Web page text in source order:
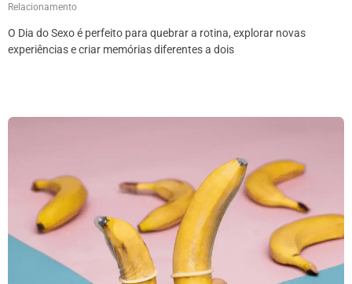
Relacionamento
O Dia do Sexo é perfeito para quebrar a rotina, explorar novas
experiências e criar memórias diferentes a dois